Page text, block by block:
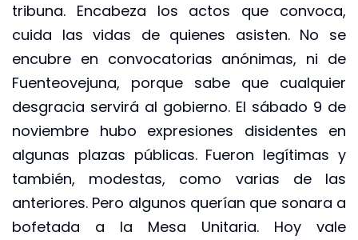
tribuna. Encabeza los actos que convoca,
cuida las vidas de quienes asisten. No se
encubre en convocatorias anónimas, ni de
Fuenteovejuna, porque sabe que cualquier
desgracia servirá al gobierno. El sábado 9 de
noviembre hubo expresiones disidentes en
algunas plazas públicas. Fueron legítimas y
también, modestas, como varias de las
anteriores. Pero algunos querían que sonara a
bofetada a la Mesa Unitaria. Hoy vale